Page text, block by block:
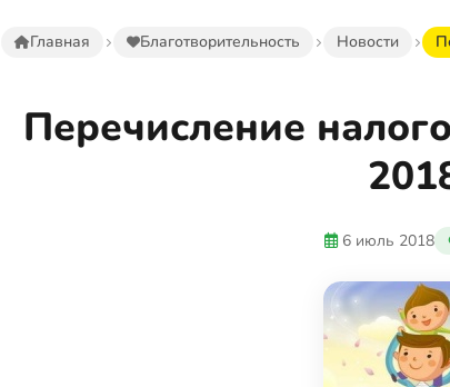
Главная Благотворительность Новости
Перечисление
6 июль 2018